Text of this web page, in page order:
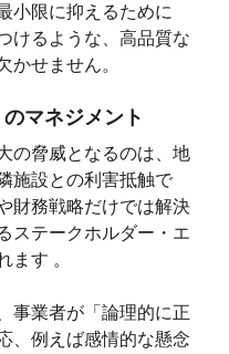
小限に抑えるために
けるような、高品質な
かせません。
マネジメント
の脅威となるのは、地
施設との利害抵触で
財務戦略だけでは解決
ステークホルダー・エ
ます 。
事業者が「論理的に正
、例えば感情的な懸念